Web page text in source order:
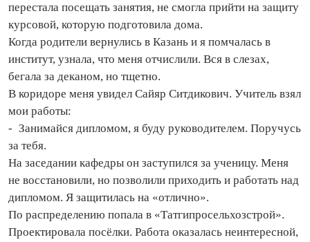
перестала посещать занятия, не смогла прийти на защиту
курсовой, которую подготовила дома.
Когда родители вернулись в Казань и я помчалась в
институт, узнала, что меня отчислили. Вся в слезах,
бегала за деканом, но тщетно.
В коридоре меня увидел Сайяр Ситдикович. Учитель взял
мои работы:
- Занимайся дипломом, я буду руководителем. Поручусь
за тебя.
На заседании кафедры он заступился за ученицу. Меня
не восстановили, но позволили приходить и работать над
дипломом. Я защитилась на «отлично».
По распределению попала в «Татгипросельхозстрой».
Проектировала посёлки. Работа оказалась неинтересной,